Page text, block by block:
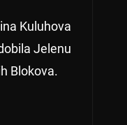
Kuluhova
Jelenu
Blokova.